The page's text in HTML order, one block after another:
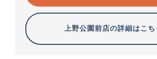
上野公園前店の詳細はこち